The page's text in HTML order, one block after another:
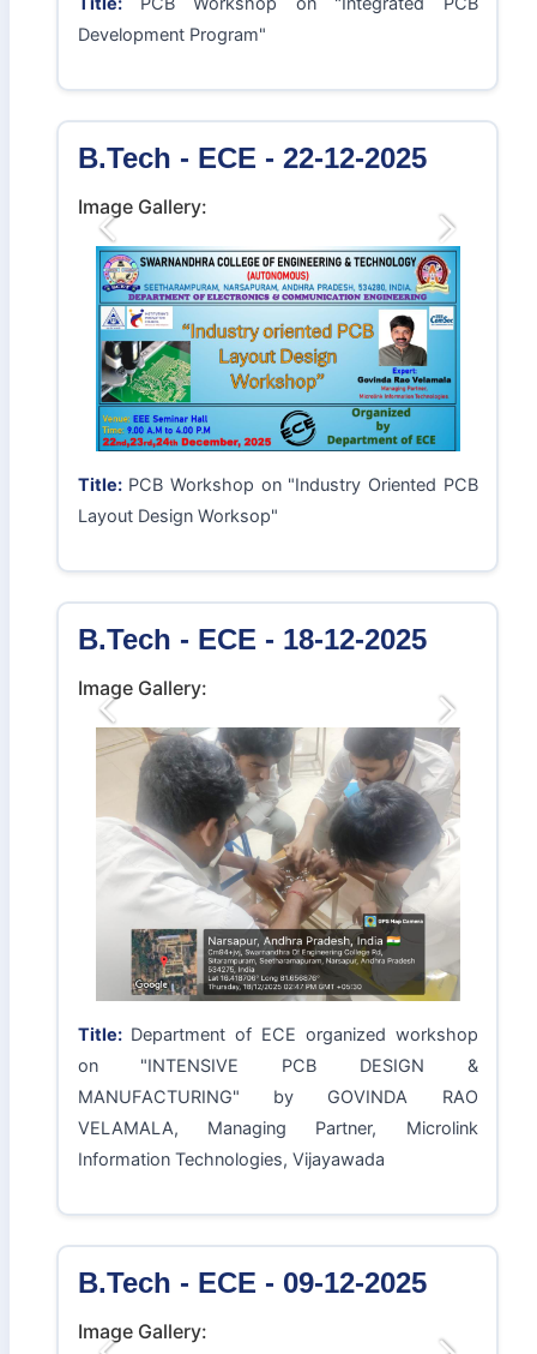
Development Program"
B.Tech - ECE - 22-12-2025
Image Gallery:
Previous
Title:PCB Workshop on "Industry Oriented PCB
Layout Design Worksop"
B.Tech - ECE - 18-12-2025
Image Gallery:
Previous Next
Title:Department of ECE organized workshop
MANUFACTURING" by GOVINDA RAO